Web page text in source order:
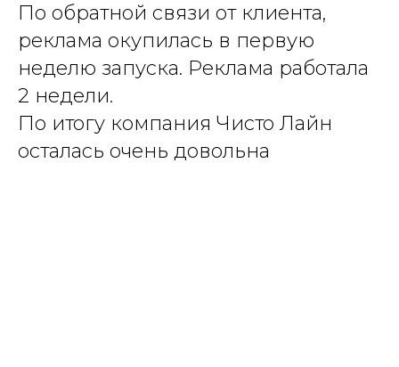
По обратной связи от клиента,
реклама окупилась в первую
неделю запуска. Реклама работала
2 недели.
По итогу компания Чисто Лайн
осталась очень довольна